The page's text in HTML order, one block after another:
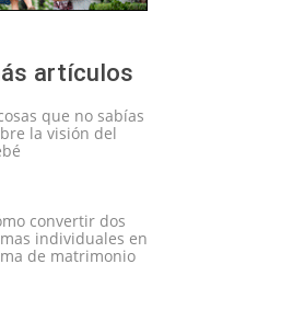
artículos
que no sabías
la visión del
convertir dos
individuales en
de matrimonio